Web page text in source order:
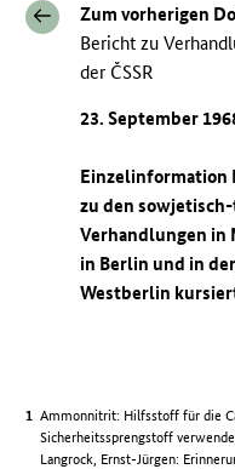
Zum vorherigen
Bericht zu
der ČSSR
23. September
Einzelinformation
zu den
Verhandlungen in
in Berlin und in
Westberlin
Ammonnitrit: Hilfsstoff für die
Sicherheitssprengstoff
Langrock, Ernst-Jürgen: